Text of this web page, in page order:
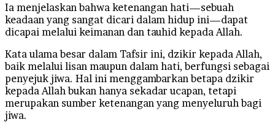
Ia menjelaskan bahwa ketenangan hati—sebuah
keadaan yang sangat dicari dalam hidup ini—dapat
dicapai melalui keimanan dan tauhid kepada Allah.
Kata ulama besar dalam Tafsir ini, dzikir kepada Allah,
baik melalui lisan maupun dalam hati, berfungsi sebagai
penyejuk jiwa. Hal ini menggambarkan betapa dzikir
kepada Allah bukan hanya sekadar ucapan, tetapi
merupakan sumber ketenangan yang menyeluruh bagi
jiwa.